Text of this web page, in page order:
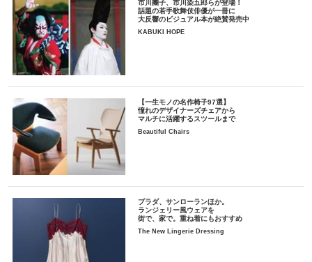
市川團子、市川染五郎らが登場！
話題の若手歌舞伎俳優が一冊に
大反響のビジュアル本が絶賛発売中
KABUKI HOPE
【一生モノの名作椅子97選】
憧れのデザイナーズチェアから
マルチに活躍するスツールまで
Beautiful Chairs
プラダ、サンローランほか。
ランジェリー風ウェアを
街で、家で。重ね着にもおすすめ
The New Lingerie Dressing